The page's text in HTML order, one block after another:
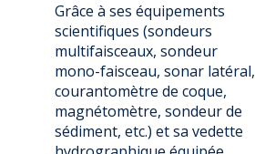
Grâce à ses équipements
scientifiques (sondeurs
multifaisceaux, sondeur
mono-faisceau, sonar latéral,
courantomètre de coque,
magnétomètre, sondeur de
sédiment, etc.) et sa vedette